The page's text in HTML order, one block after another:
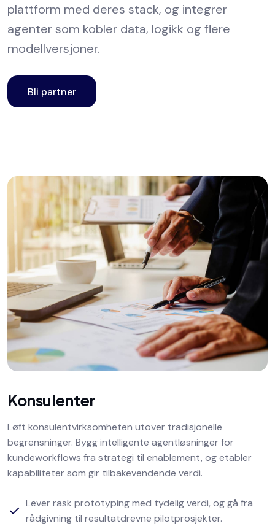
plattform med deres stack, og integrer
agenter som kobler data, logikk og flere
modellversjoner.
Bli partner
Konsulenter
Løft konsulentvirksomheten utover tradisjonelle
begrensninger. Bygg intelligente agentløsninger for
kundeworkflows fra strategi til enablement, og etabler
kapabiliteter som gir tilbakevendende verdi.
Lever rask prototyping med tydelig verdi, og gå fra
rådgivning til resultatdrevne pilotprosjekter.